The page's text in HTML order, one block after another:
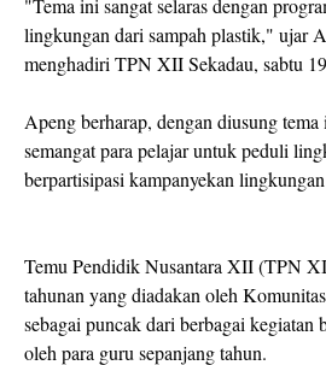
"Tema ini sangat selaras dengan
lingkungan dari sampah plastik," ujar
menghadiri TPN XII Sekadau, sabtu
Apeng berharap, dengan diusung
semangat para pelajar untuk peduli
berpartisipasi kampanyekan
Temu Pendidik Nusantara XII (TPN
tahunan yang diadakan oleh
sebagai puncak dari berbagai kegiatan
oleh para guru sepanjang tahun.